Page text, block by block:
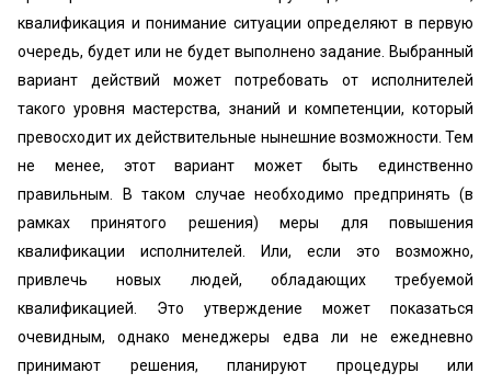
квалификация и понимание ситуации определяют в первую
очередь, будет или не будет выполнено задание. Выбранный
вариант действий может потребовать от исполнителей
такого уровня мастерства, знаний и компетенции, который
превосходит их действительные нынешние возможности. Тем
не менее, этот вариант может быть единственно
правильным. В таком случае необходимо предпринять (в
рамках принятого решения) меры для повышения
квалификации исполнителей. Или, если это возможно,
привлечь новых людей, обладающих требуемой
квалификацией. Это утверждение может показаться
очевидным, однако менеджеры едва ли не ежедневно
принимают решения, планируют процедуры или